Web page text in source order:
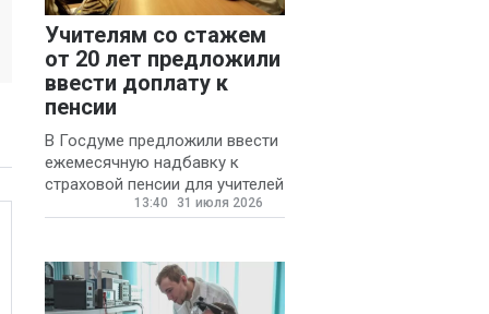
Учителям со стажем
от 20 лет предложили
ввести доплату к
пенсии
В Госдуме предложили ввести
ежемесячную надбавку к
страховой пенсии для учителей
государственных и
13:40 31 июля 2026